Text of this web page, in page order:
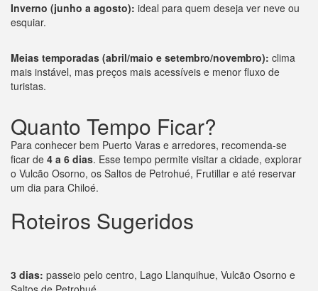
Inverno (junho a agosto): ideal para quem deseja ver neve ou
esquiar.
Meias temporadas (abril/maio e setembro/novembro): clima
mais instável, mas preços mais acessíveis e menor fluxo de
turistas.
Quanto Tempo Ficar?
Para conhecer bem Puerto Varas e arredores, recomenda-se
ficar de 4 a 6 dias. Esse tempo permite visitar a cidade, explorar
o Vulcão Osorno, os Saltos de Petrohué, Frutillar e até reservar
um dia para Chiloé.
Roteiros Sugeridos
3 dias: passeio pelo centro, Lago Llanquihue, Vulcão Osorno e